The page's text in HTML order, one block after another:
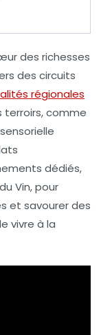
des richesses
des circuits
régionales
terroirs, comme
dédiés,
Vin, pour
et savourer des
vivre à la